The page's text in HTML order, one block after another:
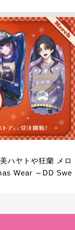
ハヤトや狂蘭 メロ
Wear ～DD Swe